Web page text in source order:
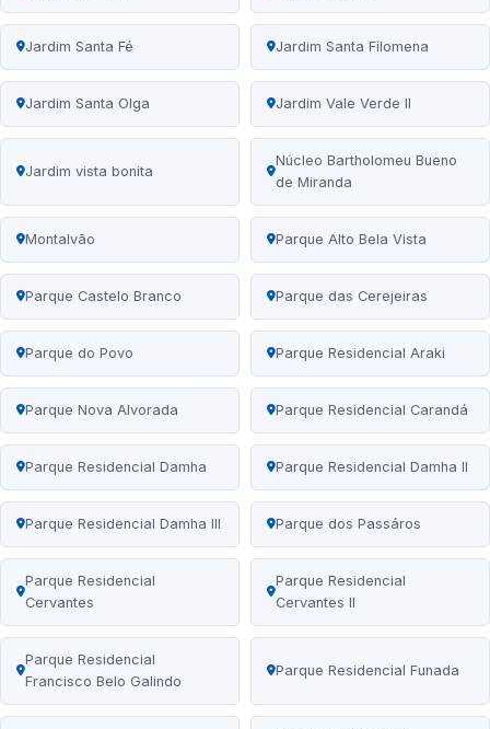
Jardim Santa Fé Jardim Santa Filomena
Jardim Santa Olga Jardim Vale Verde II
Jardim vista bonita
Núcleo Bartholomeu Bueno
de Miranda
Montalvão Parque Alto Bela Vista
Parque Castelo Branco Parque das Cerejeiras
Parque do Povo Parque Residencial Araki
Parque Nova Alvorada Parque Residencial Carandá
Parque Residencial Damha Parque Residencial Damha II
Parque Residencial Damha III Parque dos Passáros
Parque Residencial
Cervantes
Parque Residencial
Cervantes II
Parque Residencial
Francisco Belo Galindo
Parque Residencial Funada